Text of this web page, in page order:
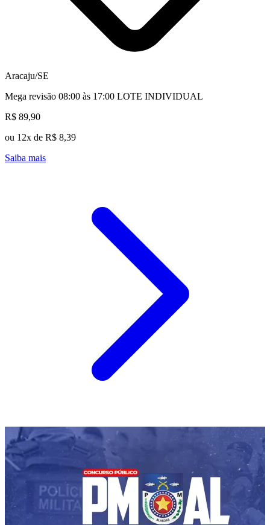
Aracaju/SE
Mega revisão 08:00 às 17:00 LOTE INDIVIDUAL
R$ 89,90
ou 12x de R$ 8,39
Saiba mais